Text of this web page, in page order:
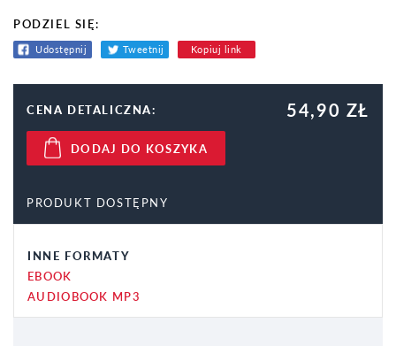
PODZIEL SIĘ:
Udostępnij Tweetnij Kopiuj link
CENA DETALICZNA: 54,90 ZŁ
DODAJ DO KOSZYKA
PRODUKT DOSTĘPNY
INNE FORMATY
EBOOK
AUDIOBOOK MP3